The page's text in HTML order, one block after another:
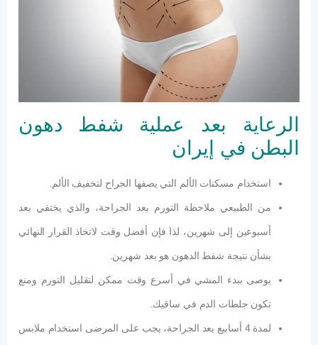
الرعاية بعد عملية شفط دهون
البطن في إيران
استخدام مسكنات الألم التي يصفها الجراح لتخفيف الألم.
من الطبيعي ملاحظة التورم بعد الجراحة، والذي يختفي بعد
أسبوعين إلى شهرين، لذا فإن أفضل وقت لاتخاذ القرار النهائي
بشأن نتيجة شفط الدهون هو بعد شهرين.
يوصى ببدء المشي في أسرع وقت ممكن لتقليل التورم ومنع
تكون جلطات الدم في ساقيك.
لمدة 4 أسابيع بعد الجراحة، يجب على المرضى استخدام ملابس